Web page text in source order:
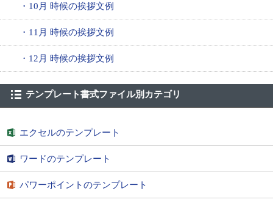
・10月 時候の挨拶文例
・11月 時候の挨拶文例
・12月 時候の挨拶文例
テンプレート書式ファイル別カテゴリ
エクセルのテンプレート
ワードのテンプレート
パワーポイントのテンプレート